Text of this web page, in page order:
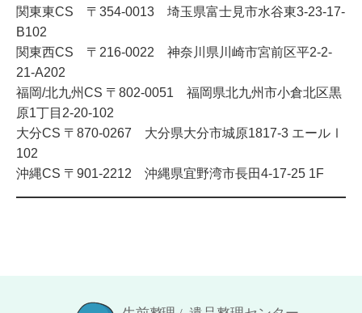
関東東CS 〒354-0013 埼玉県富士見市水谷東3-23-17-
B102
関東西CS 〒216-0022 神奈川県川崎市宮前区平2-2-
21-A202
福岡/北九州CS 〒802-0051 福岡県北九州市小倉北区黒
原1丁目2-20-102
大分CS 〒870-0267 大分県大分市城原1817-3 エールⅠ
102
沖縄CS 〒901-2212 沖縄県宜野湾市長田4-17-25 1F